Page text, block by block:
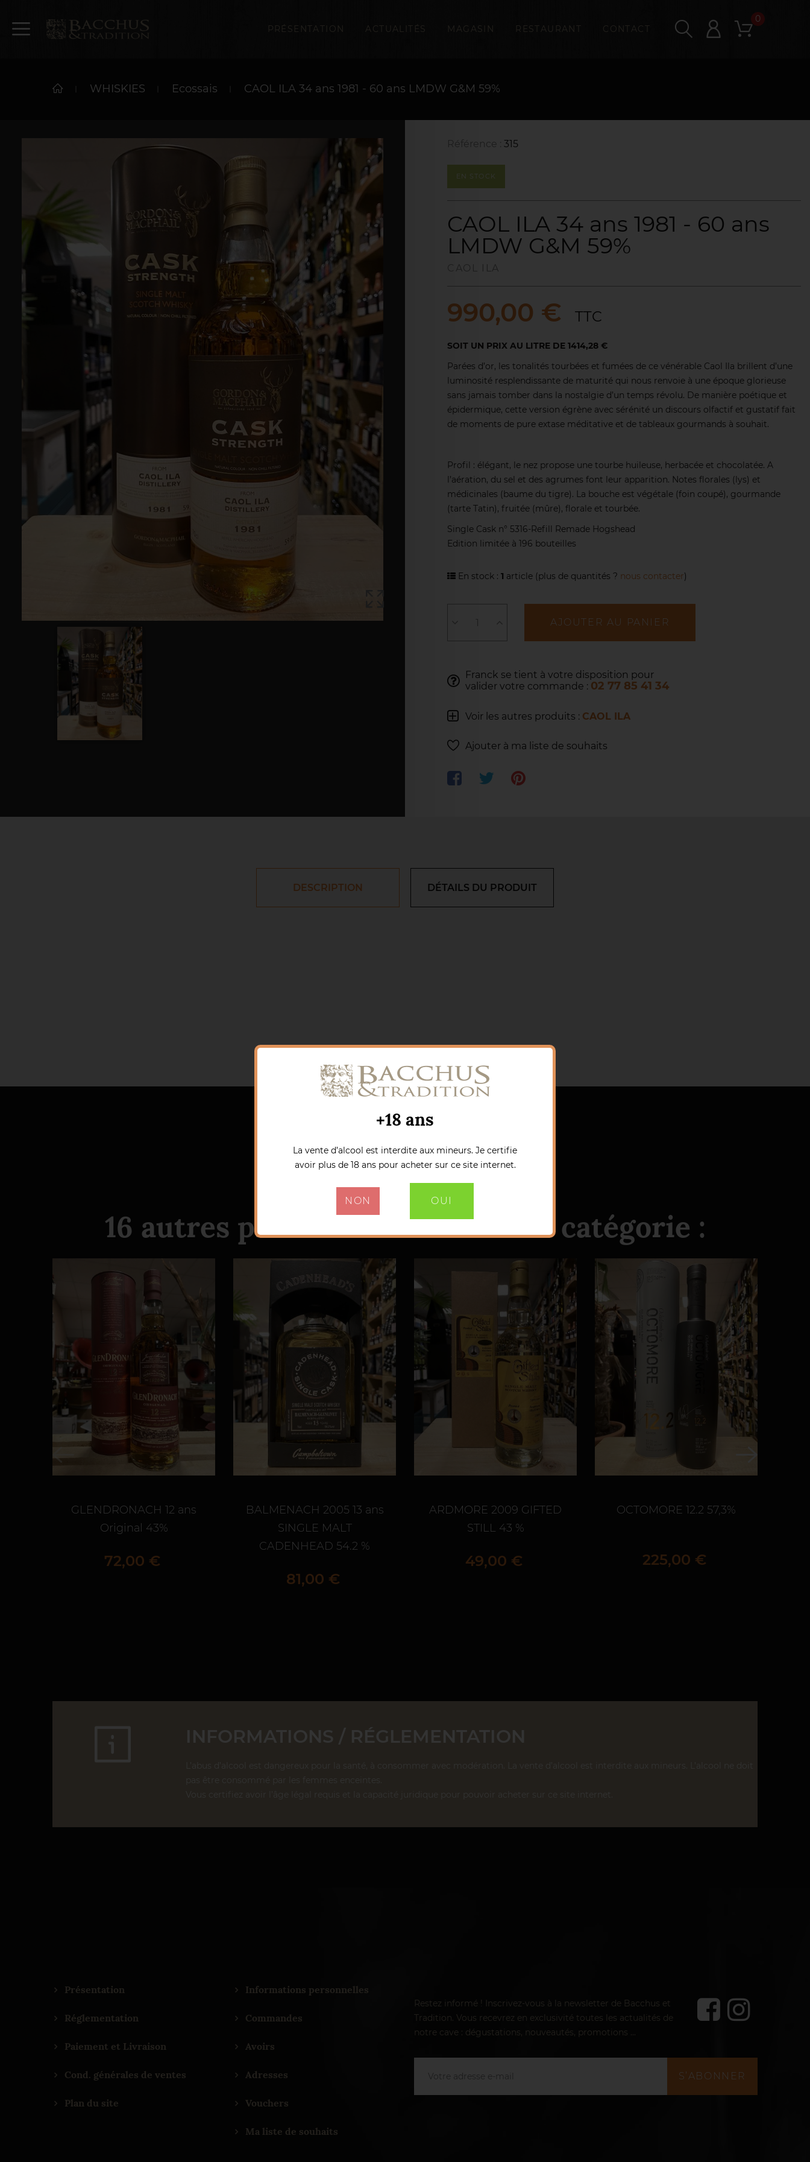
PRÉSENTATION ACTUALITÉS MAGASIN RESTAURANT CONTACT
0
WHISKIES Ecossais CAOL ILA 34 ans 1981 - 60 ans LMDW G&M 59%
Référence : 315
EN STOCK
CAOL ILA 34 ans 1981 - 60 ans
LMDW G&M 59%
CAOL ILA
990,00 € TTC
SOIT UN PRIX AU LITRE DE 1414,28 €
Parées d’or, les tonalités tourbées et fumées de ce vénérable Caol Ila brillent d’une
luminosité resplendissante de maturité qui nous renvoie à une époque glorieuse
sans jamais tomber dans la nostalgie d’un temps révolu. De manière poétique et
épidermique, cette version égrène avec sérénité un discours olfactif et gustatif fait
de moments de pure extase méditative et de tableaux gourmands à souhait.
Profil : élégant, le nez propose une tourbe huileuse, herbacée et chocolatée. A
l’aération, du sel et des agrumes font leur apparition. Notes florales (lys) et
médicinales (baume du tigre). La bouche est végétale (foin coupé), gourmande
(tarte Tatin), fruitée (mûre), florale et tourbée.
Single Cask n° 5316-Refill Remade Hogshead
Edition limitée à 196 bouteilles
En stock : 1 article (plus de quantités ? nous contacter)
AJOUTER AU PANIER
Franck se tient à votre disposition pour
valider votre commande : 02 77 85 41 34
Voir les autres produits : CAOL ILA
Ajouter à ma liste de souhaits
DESCRIPTION DÉTAILS DU PRODUIT
16 autres produits dans la même catégorie :
GLENDRONACH 12 ans
Original 43%
Prix
72,00 €
BALMENACH 2005 13 ans
SINGLE MALT
CADENHEAD 54.2 %
Prix
81,00 €
ARDMORE 2009 GIFTED
STILL 43 %
Prix
49,00 €
OCTOMORE 12.2 57,3%
Prix
225,00 €
INFORMATIONS / RÉGLEMENTATION
+18 ans
La vente d’alcool est interdite aux mineurs. Je certifie
avoir plus de 18 ans pour acheter sur ce site internet.
NON OUI
Présentation
Réglementation
Paiement et Livraison
Cond. générales de ventes
Plan du site
Informations personnelles
Commandes
Avoirs
Adresses
Vouchers
Ma liste de souhaits
Restez informé ! Inscrivez-vous à la newsletter de Bacchus et
Tradition. Vous recevrez en exclusivité toutes les actualités de
notre cave : dégustations, nouveautés, promotions ...